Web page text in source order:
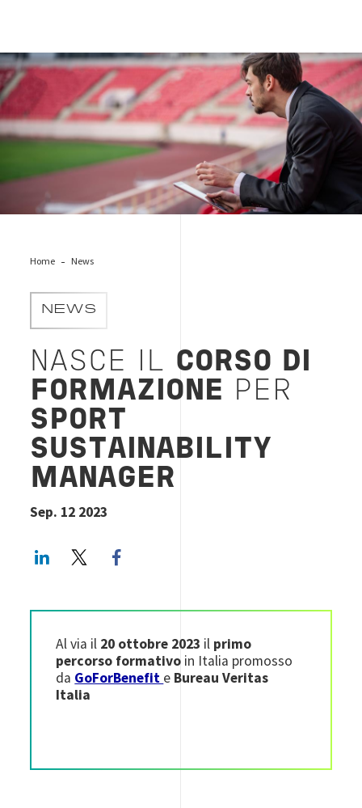
man-sport-manager
Home News
NEWS
NASCE IL CORSO DI
FORMAZIONE
PER
SPORT
SUSTAINABILITY
MANAGER
Sep. 12 2023
LinkedInTwitter
Al via il 20 ottobre 2023 il primo
percorso formativo in Italia promosso
da GoForBenefit e Bureau Veritas
Italia